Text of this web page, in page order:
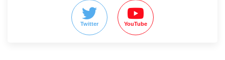
Twitter YouTube